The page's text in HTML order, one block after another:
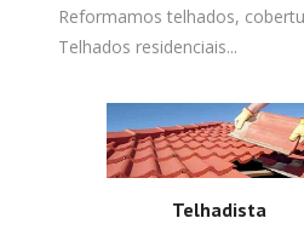
Reformamos telhados,
Telhados residenciais...
Telhadista